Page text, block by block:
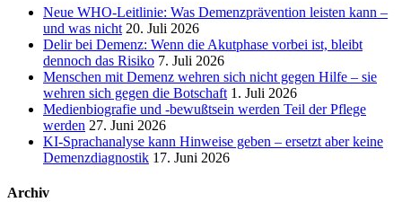
Neue WHO-Leitlinie: Was Demenzprävention leisten kann –
und was nicht 20. Juli 2026
Delir bei Demenz: Wenn die Akutphase vorbei ist, bleibt
dennoch das Risiko 7. Juli 2026
Menschen mit Demenz wehren sich nicht gegen Hilfe – sie
wehren sich gegen die Botschaft 1. Juli 2026
Medienbiografie und -bewußtsein werden Teil der Pflege
werden 27. Juni 2026
KI-Sprachanalyse kann Hinweise geben – ersetzt aber keine
Demenzdiagnostik 17. Juni 2026
Archiv